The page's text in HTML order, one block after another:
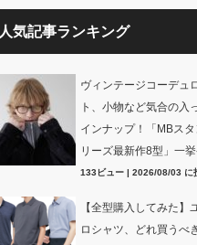
人気記事ランキング
ヴィンテージコーデュ
ト、小物など気合の入
インナップ！「MBス
リーズ最新作8型」一挙
133ビュー| 2026/08/03 に
【全型購入してみた】
ロシャツ、どれ買うべ